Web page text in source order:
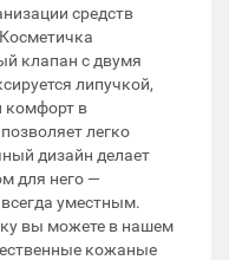
средств
клапан с двумя
липучкой,
комфорт в
легко
дизайн делает
для него —
уместным.
вы можете в нашем
кожаные